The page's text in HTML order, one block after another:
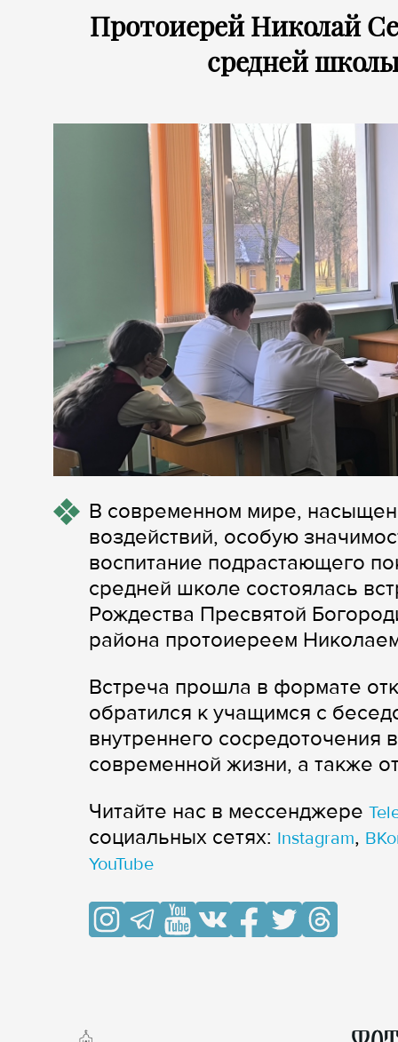
Протоиерей Николай
средней
В современном мире,
воздействий, особую
воспитание подрастающего
средней школе состоялась
Рождества Пресвятой
района протоиереем
Встреча прошла в формате
обратился к учащимся с
внутреннего сосредоточения
современной жизни, а также
Читайте нас в мессенджере
cоциальных сетях: Instagram,
YouTube